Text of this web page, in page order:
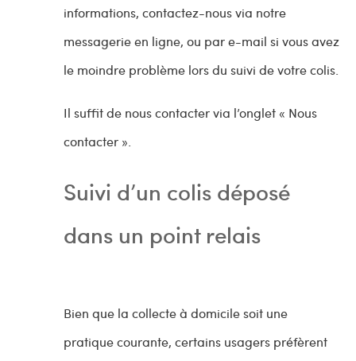
informations, contactez-nous via notre
messagerie en ligne, ou par e-mail si vous avez
le moindre problème lors du suivi de votre colis.
Il suffit de nous contacter via l’onglet « Nous
contacter ».
Suivi d’un colis déposé
dans un point relais
Bien que la collecte à domicile soit une
pratique courante, certains usagers préfèrent